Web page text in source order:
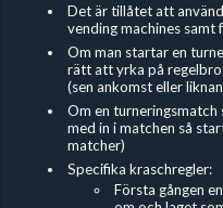
Det är tillåtet att
vending machines samt
Om man startar en
rätt att yrka på
(sen ankomst eller
Om en
med in i matchen så
matcher)
Specifika kraschregler:
Första gången